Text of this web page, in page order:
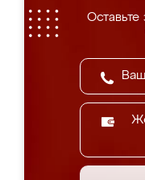
Оставьте